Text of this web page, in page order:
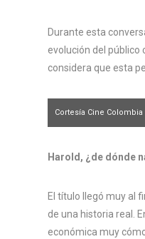
Durante esta
evolución del público
considera que esta
Cortesía Cine Colombia
Harold, ¿de dónde
El título llegó muy al
de una historia real.
económica muy